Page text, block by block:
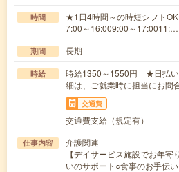
時間
★1日4時間～の時短シフト
7:00～16:009:00～17:0011:…
期間 長期
時給
時給1350～1550円 ★日払い
細は、ご就業時に担当にお問
交通費
交通費支給（規定有）
仕事内容
介護関連
【デイサービス施設でお年
いのサポート○食事のお手伝